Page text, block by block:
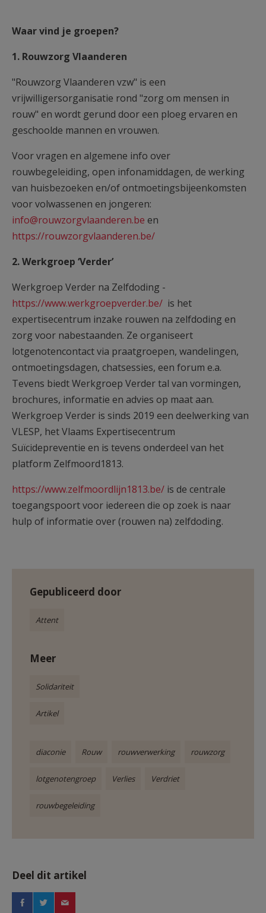
Waar vind je groepen?
1. Rouwzorg Vlaanderen
"Rouwzorg Vlaanderen vzw" is een
vrijwilligersorganisatie rond "zorg om mensen in
rouw" en wordt gerund door een ploeg ervaren en
geschoolde mannen en vrouwen.
Voor vragen en algemene info over
rouwbegeleiding, open infonamiddagen, de werking
van huisbezoeken en/of ontmoetingsbijeenkomsten
voor volwassenen en jongeren:
info@rouwzorgvlaanderen.be en
https://rouwzorgvlaanderen.be/
2. Werkgroep ‘Verder’
Werkgroep Verder na Zelfdoding -
https://www.werkgroepverder.be/ is het
expertisecentrum inzake rouwen na zelfdoding en
zorg voor nabestaanden. Ze organiseert
lotgenotencontact via praatgroepen, wandelingen,
ontmoetingsdagen, chatsessies, een forum e.a.
Tevens biedt Werkgroep Verder tal van vormingen,
brochures, informatie en advies op maat aan.
Werkgroep Verder is sinds 2019 een deelwerking van
VLESP, het Vlaams Expertisecentrum
Suïcidepreventie en is tevens onderdeel van het
platform Zelfmoord1813.
https://www.zelfmoordlijn1813.be/ is de centrale
toegangspoort voor iedereen die op zoek is naar
hulp of informatie over (rouwen na) zelfdoding.
Gepubliceerd door
Attent
Meer
Solidariteit
Artikel
diaconie Rouw rouwverwerking rouwzorg
lotgenotengroep Verlies Verdriet
rouwbegeleiding
Deel dit artikel